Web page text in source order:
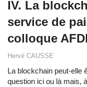
IV. La
service de
colloque
Hervé CAUSSE
La blockchain peut-elle
question ici ou là mais,